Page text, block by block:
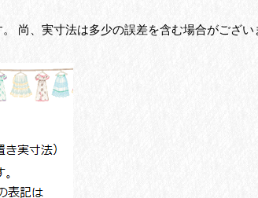
尚、実寸法は多少の誤差を含む場合がござい